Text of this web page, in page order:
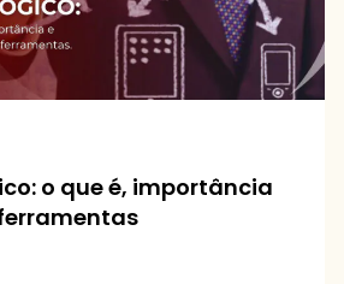
o que é, importância